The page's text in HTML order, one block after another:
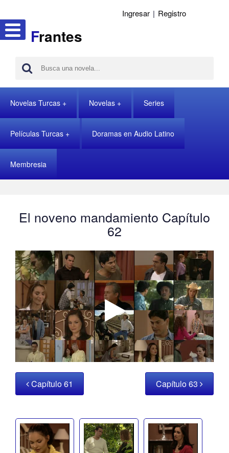
Frantes
Ingresar | Registro
Novelas Turcas Novelas Series
Películas Turcas Doramas en Audio Latino
Membresia
El noveno mandamiento Capítulo
62
Capítulo 61 Capítulo 63